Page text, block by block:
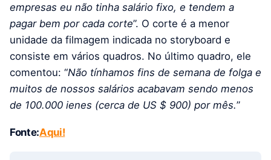
empresas eu não tinha salário fixo, e tendem a
pagar bem por cada corte”. O corte é a menor
unidade da filmagem indicada no storyboard e
consiste em vários quadros. No último quadro, ele
comentou: “Não tínhamos fins de semana de folga e
muitos de nossos salários acabavam sendo menos
de 100.000 ienes (cerca de US $ 900) por mês.”
Fonte:Aqui!